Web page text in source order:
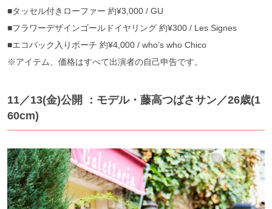
■タッセル付きローファー 約¥3,000 / GU
■フラワーデザインゴールドイヤリング 約¥300 / Les Signes
■エコバック入りポーチ 約¥4,000 / who’s who Chico
※アイテム、価格はすべて出演者の自己申告です。
11／13(金)公開 ：モデル・藤高つばさサン／26歳(1
60cm)